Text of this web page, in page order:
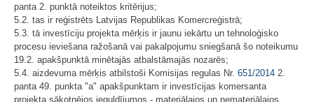
panta 2. punktā noteiktos kritērijus;
5.2. tas ir reģistrēts Latvijas Republikas Komercreģistrā;
5.3. tā investīciju projekta mērķis ir jaunu iekārtu un tehnoloģisko
procesu ieviešana ražošanā vai pakalpojumu sniegšanā šo noteikumu
19.2. apakšpunktā minētajās atbalstāmajās nozarēs;
5.4. aizdevuma mērķis atbilstoši Komisijas regulas Nr. 651/2014 2.
panta 49. punkta "a" apakšpunktam ir investīcijas komersanta
projekta sākotnējos ieguldījumos - materiālajos un nemateriālajos